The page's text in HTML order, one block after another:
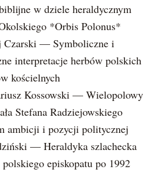
w dziele heraldycznym
*Orbis Polonus*
Czarski — Symboliczne i
interpretacje herbów polskich
kościelnych
Kossowski — Wielopolowy
Stefana Radziejowskiego
ambicji i pozycji politycznej
— Heraldyka szlachecka
episkopatu po 1992